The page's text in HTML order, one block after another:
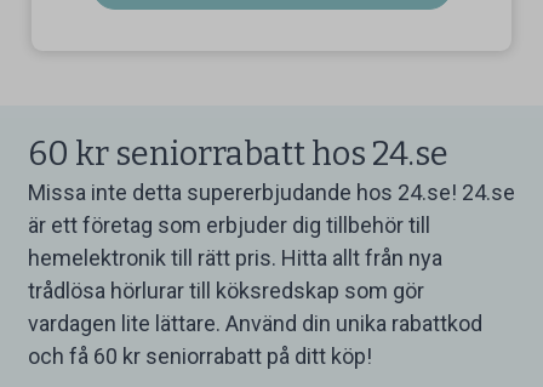
60 kr seniorrabatt hos 24.se
Missa inte detta supererbjudande hos 24.se! 24.se
är ett företag som erbjuder dig tillbehör till
hemelektronik till rätt pris. Hitta allt från nya
trådlösa hörlurar till köksredskap som gör
vardagen lite lättare. Använd din unika rabattkod
och få 60 kr seniorrabatt på ditt köp!